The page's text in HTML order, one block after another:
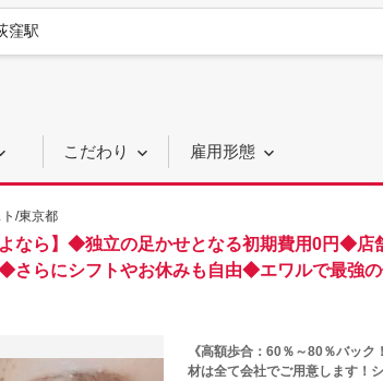
窪駅
こだわり 雇用形態
/東京都
よなら】◆独立の足かせとなる初期費用0円◆
さらにシフトやお休みも自由◆エワルで最強
《高額歩合：60％～80％バッ
材は全て会社でご用意します！